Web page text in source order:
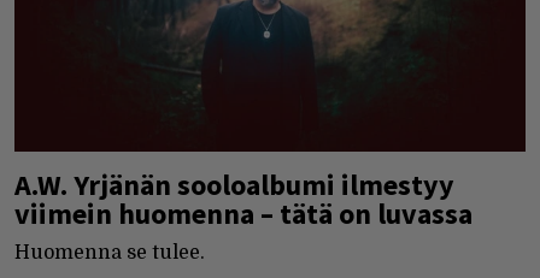
A.W. Yrjänän sooloalbumi ilmestyy
viimein huomenna – tätä on luvassa
Huomenna se tulee.